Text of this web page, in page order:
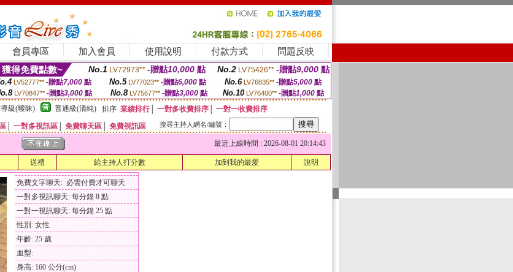
會員專區 加入會員 使用說明 付款方式 問題反映
得免費點數~ No.1 LV72973** -贈點10,000 點 No.2 LV75426** -贈點9,000 點
LV52777** -贈點7,000點 No.5 LV77023** -贈點6,000點 No.6 LV76835** -贈點5,000點
LV70847** -贈點3,000 點 No.8 LV75677** -贈點3,000點 No.10 LV76400** -贈點1,000 點
級(曖昧) 普通級(清純) 排序 業績排行│ 一對多收費排序
一對一收費排序
一對多視訊區 免費聊天區 免費視訊區 搜尋主持人網名/編號：
最近上線時間 : 2026-08-01 20:14:43
送禮 給主持人打分數 加到我的最愛 說明
免費文字聊天: 必需付費才可聊天
一對多視訊聊天: 每分鐘 8 點
一對一視訊聊天: 每分鐘 25 點
性別: 女性
年齡: 25 歲
血型:
身高: 160 公分(cm)